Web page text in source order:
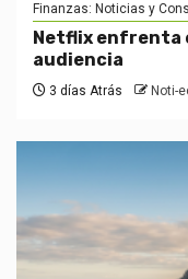
Finanzas: Noticias y
Netflix enfrenta
audiencia
3 días Atrás Noti-